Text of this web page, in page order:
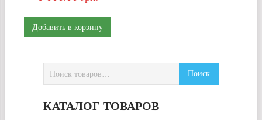
Добавить в корзину
КАТАЛОГ ТОВАРОВ